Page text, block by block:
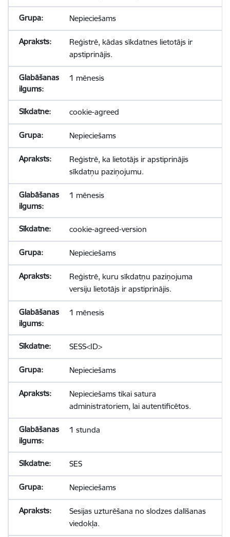
Nepieciešams
Reģistrē, kādas sīkdatnes lietotājs ir
apstiprinājis.
1 mēnesis
cookie-agreed
Nepieciešams
Reģistrē, ka lietotājs ir apstiprinājis
sīkdatņu paziņojumu.
1 mēnesis
cookie-agreed-version
Nepieciešams
Reģistrē, kuru sīkdatņu paziņojuma
versiju lietotājs ir apstiprinājis.
1 mēnesis
SESS<ID>
Nepieciešams
Nepieciešams tikai satura
administratoriem, lai autentificētos.
1 stunda
SES
Nepieciešams
Sesijas uzturēšana no slodzes dalīšanas
viedokļa.